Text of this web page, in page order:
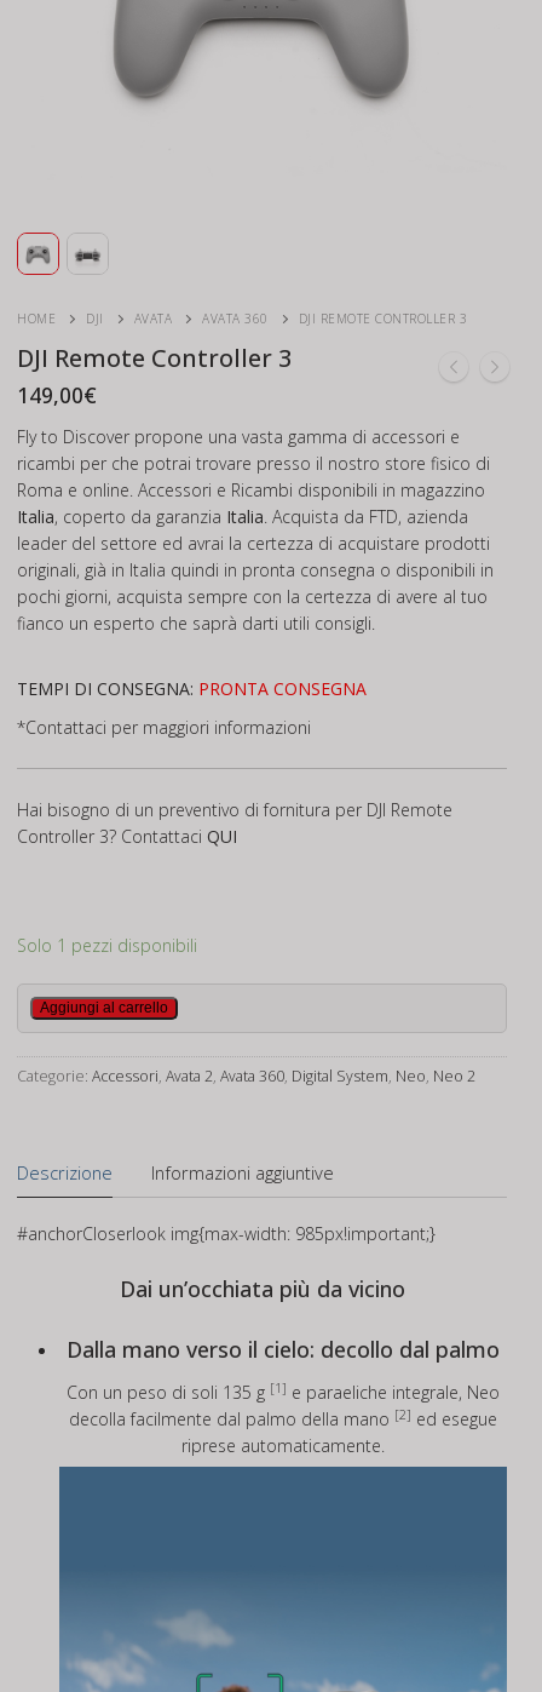
HOME DJI AVATA AVATA 360 DJI REMOTE CONTROLLER 3
DJI Remote Controller 3
149,00€
Fly to Discover propone una vasta gamma di accessori e
ricambi per che potrai trovare presso il nostro store fisico di
Roma e online. Accessori e Ricambi disponibili in magazzino
Italia, coperto da garanzia Italia. Acquista da FTD, azienda
leader del settore ed avrai la certezza di acquistare prodotti
originali, già in Italia quindi in pronta consegna o disponibili in
pochi giorni, acquista sempre con la certezza di avere al tuo
fianco un esperto che saprà darti utili consigli.
TEMPI DI CONSEGNA: PRONTA CONSEGNA
*Contattaci per maggiori informazioni
Hai bisogno di un preventivo di fornitura per DJI Remote
Controller 3? Contattaci QUI
Solo 1 pezzi disponibili
DJI
Remote
Controller
3
Aggiungi al carrello
Categorie: Accessori, Avata 2, Avata 360, Digital System, Neo, Neo 2
Descrizione Informazioni aggiuntive
#anchorCloserlook img{max-width: 985px!important;}
Dai un’occhiata più da vicino
Dalla mano verso il cielo: decollo dal palmo
Con un peso di soli 135 g [1] e paraeliche integrale, Neo
decolla facilmente dal palmo della mano [2] ed esegue
riprese automaticamente.